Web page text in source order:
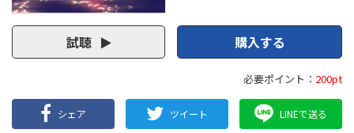
試聴 購入する
必要ポイント： 200pt
シェア ツイート LINEで送る